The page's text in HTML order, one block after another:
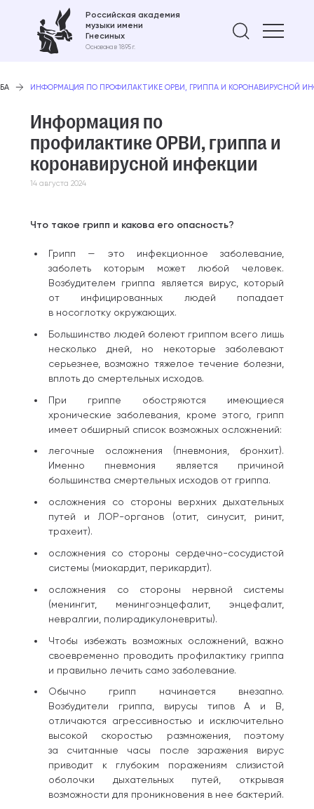
Российская академия
музыки имени
Гнесиных
Основана в 1895 г.
Найти
ИНФОРМАЦИЯ ПО ПРОФИЛАКТИКЕ ОРВИ, ГРИППА И КОРОНАВИРУСНОЙ
Информация по
профилактике ОРВИ, гриппа и
коронавирусной инфекции
14 августа 2024
Что такое грипп и какова его опасность?
Грипп — это инфекционное заболевание,
заболеть которым может любой человек.
Возбудителем гриппа является вирус, который
от инфицированных людей попадает
в носоглотку окружающих.
Большинство людей болеют гриппом всего лишь
несколько дней, но некоторые заболевают
серьезнее, возможно тяжелое течение болезни,
вплоть до смертельных исходов.
При гриппе обостряются имеющиеся
хронические заболевания, кроме этого, грипп
имеет обширный список возможных осложнений:
легочные осложнения (пневмония, бронхит).
Именно пневмония является причиной
большинства смертельных исходов от гриппа.
осложнения со стороны верхних дыхательных
путей и ЛОР-органов (отит, синусит, ринит,
трахеит).
осложнения со стороны сердечно-сосудистой
системы (миокардит, перикардит).
осложнения со стороны нервной системы
(менингит, менингоэнцефалит, энцефалит,
невралгии, полирадикулоневриты).
Чтобы избежать возможных осложнений, важно
своевременно проводить профилактику гриппа
и правильно лечить само заболевание.
Обычно грипп начинается внезапно.
Возбудители гриппа, вирусы типов А и В,
отличаются агрессивностью и исключительно
высокой скоростью размножения, поэтому
за считанные часы после заражения вирус
приводит к глубоким поражениям слизистой
оболочки дыхательных путей, открывая
возможности для проникновения в нее бактерий.